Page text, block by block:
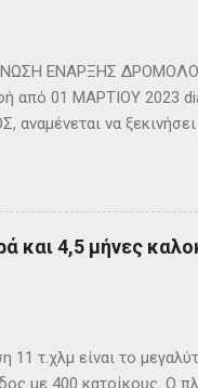
ΕΝΑΡΞΗΣ
από 01 ΜΑΡΤΙΟΥ 2023
αναμένεται να
και 4,5 μήνες
11 τ.χλμ είναι το
με 400 κατοίκους. Ο